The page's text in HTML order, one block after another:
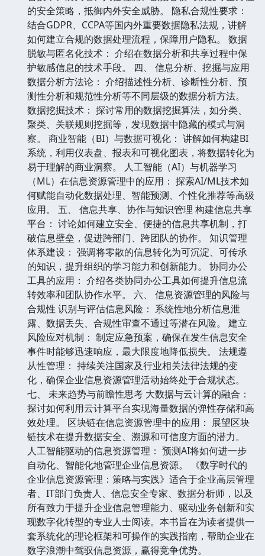
的安全策略，抵御内外安全威胁。 隐私合规性要求：
结合GDPR、CCPA等国内外重要数据隐私法规，讲解
如何建立合规的数据处理流程，保障用户隐私。 数据
脱敏与匿名化技术： 介绍在数据分析和共享过程中保
护敏感信息的技术手段。 四、 信息分析、挖掘与应用
数据分析方法论： 介绍描述性分析、诊断性分析、预
测性分析和规范性分析等不同层级的数据分析方法。
数据挖掘技术： 探讨常用的数据挖掘算法，如分类、
聚类、关联规则挖掘等，发现数据中隐藏的模式与洞
察。 商业智能（BI）与数据可视化： 讲解如何构建BI
系统，利用仪表盘、报表和可视化图表，将数据转化为
易于理解的商业洞察。 人工智能（AI）与机器学习
（ML）在信息资源管理中的应用： 探索AI/ML技术如
何赋能自动化数据处理、智能预测、个性化推荐等高级
应用。 五、 信息共享、协作与知识管理 构建信息共享
平台： 讨论如何建立安全、便捷的信息共享机制，打
破信息壁垒，促进跨部门、跨团队的协作。 知识管理
体系建设： 强调将零散的信息转化为可沉淀、可传承
的知识，提升组织的学习能力和创新能力。 协同办公
工具的应用： 介绍各类协同办公工具如何提升信息流
转效率和团队协作水平。 六、 信息资源管理的风险与
合规性 识别与评估信息风险： 系统性地分析信息泄
露、数据丢失、合规性审查不通过等潜在风险。 建立
风险应对机制： 制定应急预案，确保在发生信息安全
事件时能够迅速响应，最大限度地降低损失。 法规遵
从性管理： 持续关注国家及行业相关法律法规的变
化，确保企业信息资源管理活动始终处于合规状态。
七、 未来趋势与前瞻性思考 大数据与云计算的融合：
探讨如何利用云计算平台实现海量数据的弹性存储和高
效处理。 区块链在信息资源管理中的应用： 展望区块
链技术在提升数据安全、溯源和可信度方面的潜力。
人工智能驱动的信息资源管理： 预测AI将如何进一步
自动化、智能化地管理企业信息资源。 《数字时代的
企业信息资源管理：策略与实践》适合于企业高层管理
者、IT部门负责人、信息安全专家、数据分析师，以及
所有致力于提升企业信息管理能力、驱动业务创新和实
现数字化转型的专业人士阅读。本书旨在为读者提供一
套系统化的理论框架和可操作的实践指南，帮助企业在
数字浪潮中驾驭信息资源，赢得竞争优势。